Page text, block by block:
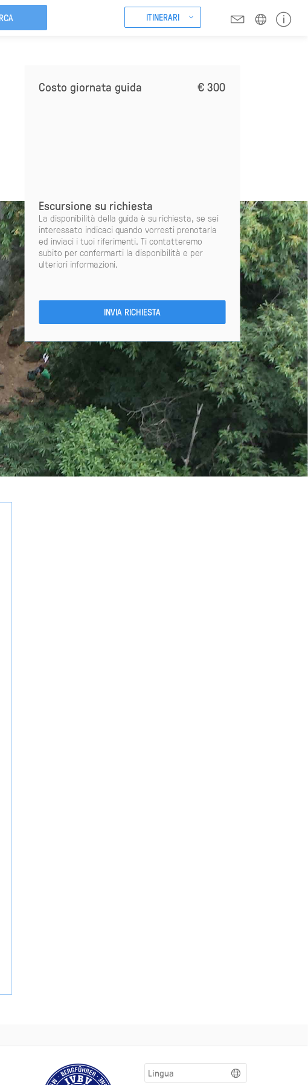
ITINERARI
Costo giornata guida € 300
Escursione su richiesta
La disponibilità della guida è su richiesta, se sei
interessato indicaci quando vorresti prenotarla
ed inviaci i tuoi riferimenti. Ti contatteremo
subito per confermarti la disponibilità e per
ulteriori informazioni.
Lingua